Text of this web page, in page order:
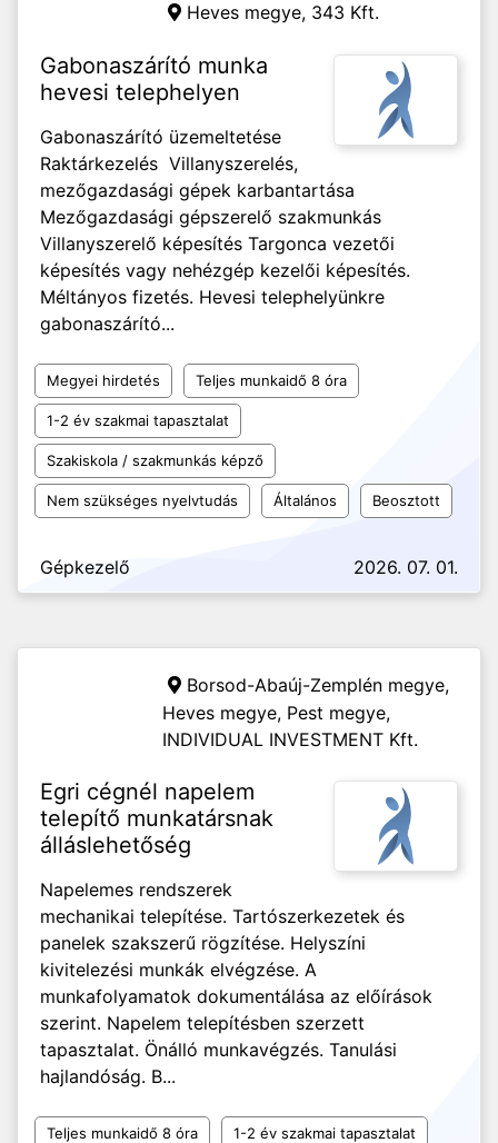
Heves megye, 343 Kft.
Gabonaszárító munka
hevesi telephelyen
Gabonaszárító üzemeltetése
Raktárkezelés Villanyszerelés,
mezőgazdasági gépek karbantartása
Mezőgazdasági gépszerelő szakmunkás
Villanyszerelő képesítés Targonca vezetői
képesítés vagy nehézgép kezelői képesítés.
Méltányos fizetés. Hevesi telephelyünkre
gabonaszárító...
Megyei hirdetés Teljes munkaidő 8 óra
1-2 év szakmai tapasztalat
Szakiskola / szakmunkás képző
Nem szükséges nyelvtudás Általános Beosztott
Gépkezelő 2026. 07. 01.
Borsod-Abaúj-Zemplén megye,
Heves megye, Pest megye,
INDIVIDUAL INVESTMENT Kft.
Egri cégnél napelem
telepítő munkatársnak
álláslehetőség
Napelemes rendszerek
mechanikai telepítése. Tartószerkezetek és
panelek szakszerű rögzítése. Helyszíni
kivitelezési munkák elvégzése. A
munkafolyamatok dokumentálása az előírások
szerint. Napelem telepítésben szerzett
tapasztalat. Önálló munkavégzés. Tanulási
hajlandóság. B...
Teljes munkaidő 8 óra 1-2 év szakmai tapasztalat